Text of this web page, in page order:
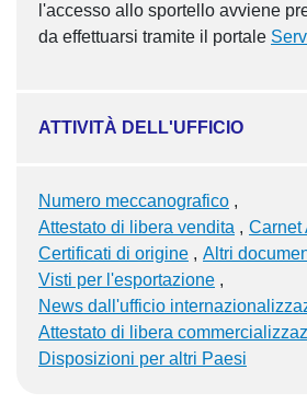
l'accesso allo sportello avviene
da effettuarsi tramite il portale
ATTIVITÀ DELL'UFFICIO
Numero meccanografico
Attestato di libera vendita
Carnet
Certificati di origine
Altri
Visti per l'esportazione
News dall'ufficio
Attestato di libera
Disposizioni per altri Paesi